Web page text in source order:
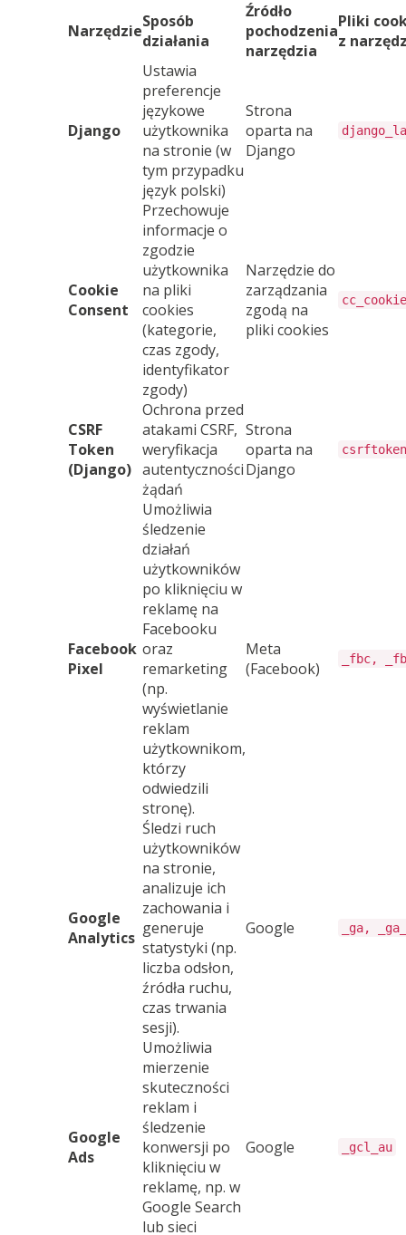
NarzędzieSposób
działania
Źródło
pochodzenia
narzędzia
Pliki
z
Django
Ustawia
preferencje
językowe
użytkownika
na stronie (w
tym przypadku
język polski)
Strona
oparta na
Django
Cookie
Consent
Przechowuje
informacje o
zgodzie
użytkownika
na pliki
cookies
(kategorie,
czas zgody,
identyfikator
zgody)
Narzędzie do
zarządzania
zgodą na
pliki cookies
cc_cookie
CSRF
Token
(Django)
Ochrona przed
atakami CSRF,
weryfikacja
autentyczności
żądań
Strona
oparta na
Django
csrftoken
Facebook
Pixel
Umożliwia
śledzenie
działań
użytkowników
po kliknięciu w
reklamę na
Facebooku
oraz
remarketing
(np.
wyświetlanie
reklam
użytkownikom,
którzy
odwiedzili
stronę).
Meta
(Facebook)
_fbc,
Google
Analytics
Śledzi ruch
użytkowników
na stronie,
analizuje ich
zachowania i
generuje
statystyki (np.
liczba odsłon,
źródła ruchu,
czas trwania
sesji).
Google _ga,
Google
Ads
Umożliwia
mierzenie
skuteczności
reklam i
śledzenie
konwersji po
kliknięciu w
reklamę, np. w
Google Search
lub sieci
Google _gcl_au